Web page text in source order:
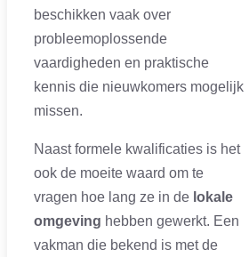
beschikken vaak over
probleemoplossende
vaardigheden en praktische
kennis die nieuwkomers mogelijk
missen.
Naast formele kwalificaties is het
ook de moeite waard om te
vragen hoe lang ze in de lokale
omgeving hebben gewerkt. Een
vakman die bekend is met de